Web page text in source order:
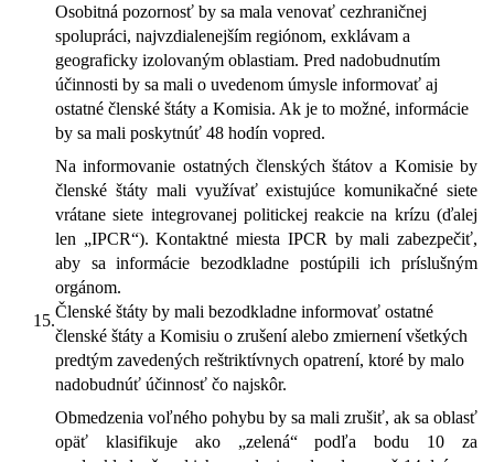
Osobitná pozornosť by sa mala venovať cezhraničnej
spolupráci, najvzdialenejším regiónom, exklávam a
geograficky izolovaným oblastiam. Pred nadobudnutím
účinnosti by sa mali o uvedenom úmysle informovať aj
ostatné členské štáty a Komisia. Ak je to možné, informácie
by sa mali poskytnúť 48 hodín vopred.
Na informovanie ostatných členských štátov a Komisie by
členské štáty mali využívať existujúce komunikačné siete
vrátane siete integrovanej politickej reakcie na krízu (ďalej
len „IPCR“). Kontaktné miesta IPCR by mali zabezpečiť,
aby sa informácie bezodkladne postúpili ich príslušným
orgánom.
15.Členské štáty by mali bezodkladne informovať ostatné
členské štáty a Komisiu o zrušení alebo zmiernení všetkých
predtým zavedených reštriktívnych opatrení, ktoré by malo
nadobudnúť účinnosť čo najskôr.
Obmedzenia voľného pohybu by sa mali zrušiť, ak sa oblasť
opäť klasifikuje ako „zelená“ podľa bodu 10 za